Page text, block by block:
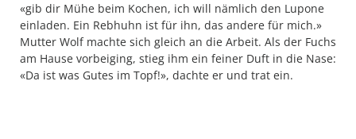
«gib dir Mühe beim Kochen, ich will nämlich den Lupone
einladen. Ein Rebhuhn ist für ihn, das an­dere für mich.»
Mutter Wolf machte sich gleich an die Arbeit. Als der Fuchs
am Hause vorbeiging, stieg ihm ein feiner Duft in die Nase:
«Da ist was Gutes im Topf!», dachte er und trat ein.